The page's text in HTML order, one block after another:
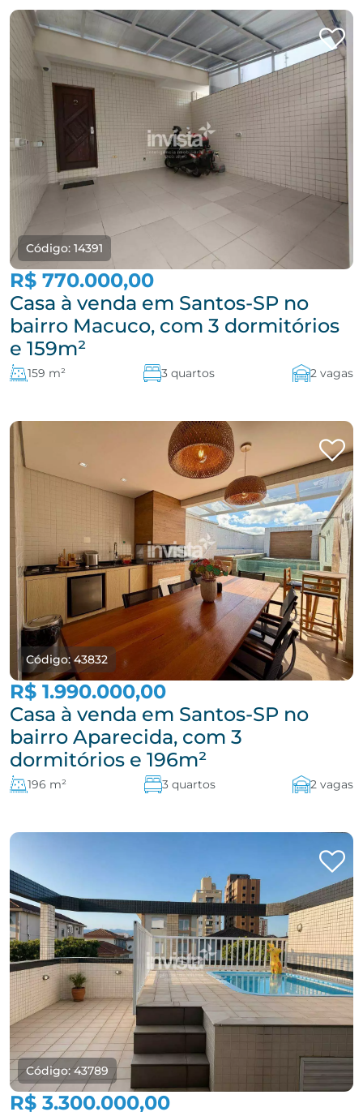
Código: 14391
R$ 770.000,00
Casa à venda em Santos-SP no
bairro Macuco, com 3 dormitórios
e 159m²
159 m² 3 quartos 2 vagas
Código: 43832
R$ 1.990.000,00
Casa à venda em Santos-SP no
bairro Aparecida, com 3
dormitórios e 196m²
196 m² 3 quartos 2 vagas
Código: 43789
R$ 3.300.000,00